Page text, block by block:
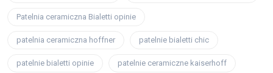
Patelnia ceramiczna Bialetti opinie
patelnia ceramiczna hoffner patelnie bialetti chic
patelnie bialetti opinie patelnie ceramiczne kaiserhoff